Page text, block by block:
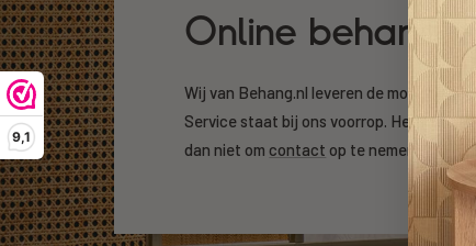
9,1
Online behang
Wij van Behang.nl leveren de mooiste
Service staat bij ons voorrop. Heeft u een
dan niet omcontact op te nemen.